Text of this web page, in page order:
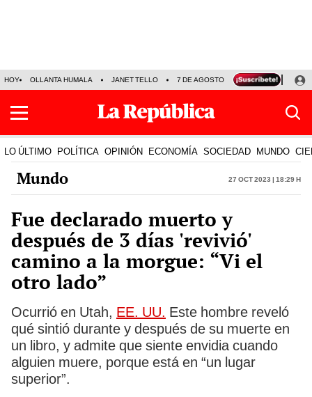
HOY OLLANTA HUMALA JANET TELLO 7 DE AGOSTO TINKA RESULTADOS
LO ÚLTIMO POLÍTICA OPINIÓN ECONOMÍA SOCIEDAD MUNDO
Mundo 27 Oct 2023 | 18:29 h
Fue declarado muerto y
después de 3 días 'revivió'
camino a la morgue: “Vi el
otro lado”
Ocurrió en Utah, EE. UU. Este hombre reveló
qué sintió durante y después de su muerte en
un libro, y admite que siente envidia cuando
alguien muere, porque está en “un lugar
superior”.